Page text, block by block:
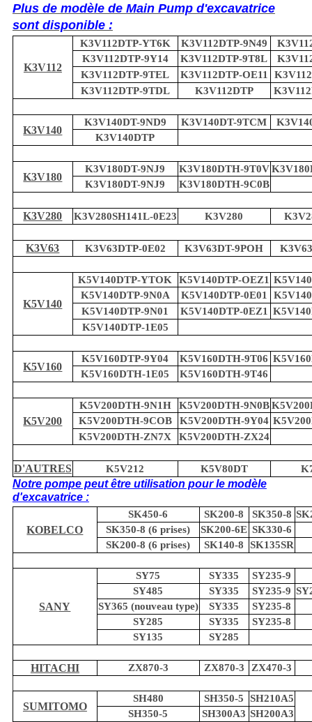
Plus de modèle de Main Pump d'excavatrice
sont disponible :
K3V112
K3V112DTP-YT6K K3V112DTP-9N49
K3V112DTP-9Y14
K3V112DTP-9T8L
K3V112DTP-9TEL
K3V112DTP-OE11
K3V112DTP-9TDL
K3V112DTP
K3V140
K3V140DT-9ND9 K3V140DT-9TCM
K3V140DTP
K3V180
K3V180DT-9NJ9 K3V180DTH-9T0V
K3V180DT-9NJ9
K3V180DTH-9C0B
K3V280 K3V280SH141L-0E23 K3V280
K3V63 K3V63DTP-0E02 K3V63DT-9POH
K5V140
K5V140DTP-YTOK K5V140DTP-OEZ1
K5V140DTP-9N0A
K5V140DTP-0E01
K5V140DTP-9N01
K5V140DTP-0EZ1
K5V140DTP-1E05
K5V160
K5V160DTP-9Y04 K5V160DTH-9T06
K5V160DTH-1E05
K5V160DTH-9T46
K5V200
K5V200DTH-9N1H K5V200DTH-9N0B
K5V200DTH-9COB
K5V200DTH-9Y04
K5V200DTH-ZN7X
K5V200DTH-ZX24
D'AUTRES K5V212 K5V80DT
Notre pompe peut être utilisation pour le modèle
d'excavatrice :
KOBELCO
SK450-6 SK200-8 SK350-8
SK350-8 (6 prises)
SK200-6E SK330-6
SK200-8 (6 prises)
SK140-8 SK135SR
SANY
SY75 SY335
SY235-9
SY485
SY335 SY235-9
SY365 (nouveau type)
SY335
SY235-8
SY285
SY335
SY235-8
SY135
SY285
HITACHI ZX870-3 ZX870-3 ZX470-3
SUMITOMO
SH480 SH350-5
SH210A5
SH350-5
SH300A3 SH200A3